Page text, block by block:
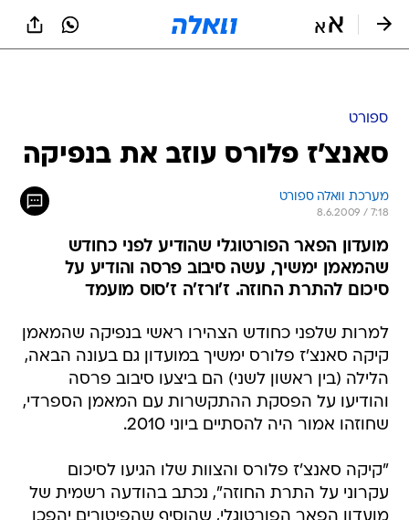
ספורט
סאנצ'ז פלורס עוזב את בנפיקה
מערכת וואלה ספורט
8.6.2009 / 7:18
מועדון הפאר הפורטוגלי שהודיע לפני כחודש
שהמאמן ימשיך, עשה סיבוב פרסה והודיע על
סיכום להתרת החוזה. ז'ורז'ה ז'סוס מועמד
למרות שלפני כחודש הצהירו ראשי בנפיקה שהמאמן
קיקה סאנצ'ז פלורס ימשיך במועדון גם בעונה הבאה,
הלילה (בין ראשון לשני) הם ביצעו סיבוב פרסה
והודיעו על הפסקת ההתקשרות עם המאמן הספרדי,
שחוזהו אמור היה להסתיים ביוני 2010.
"קיקה סאנצ'ז פלורס והצוות שלו הגיעו לסיכום
עקרוני על התרת החוזה", נכתב בהודעה רשמית של